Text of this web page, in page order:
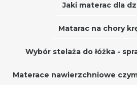
Jaki materac dla
Matarac na chory
Wybór stelaża do łóżka -
Materace nawierzchniowe